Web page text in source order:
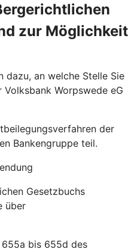
zur Möglichkeit
dazu, an welche Stelle Sie
Worpswede eG
der
Bankengruppe teil.
Gesetzbuchs
über
655a bis 655d des